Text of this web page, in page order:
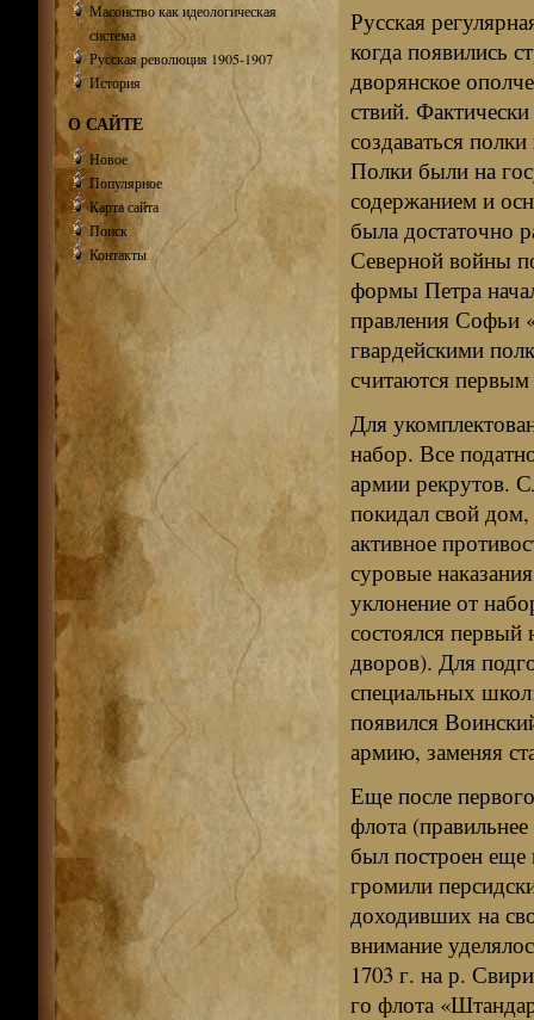
Русская
когда появились
дворянское
ствий.
создаваться
Полки были на
содержанием и
была достаточно
Северной войны
формы Петра
правления Софьи
гвардейскими
считаются
Для
набор. Все
армии рекрутов.
покидал свой дом,
активное
суровые
уклонение от
состо­ялся первый
дворов). Для
специальных
появился
армию, заменяя
Еще после
флота
был построен еще
громили
доходивших на
внимание
1703 г. на р.
го флота
Масонство как идеологическая
система
Русская революция 1905-1907
История
О САЙТЕ
Новое
Популярное
Карта сайта
Поиск
Контакты